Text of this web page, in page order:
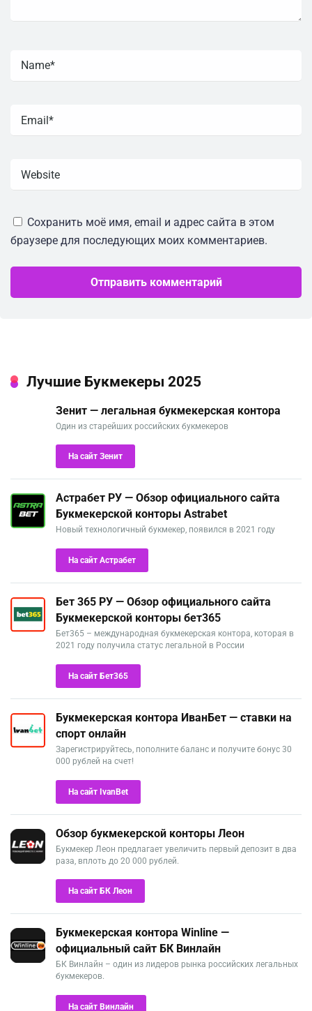
Сохранить моё имя, email и адрес сайта в этом
браузере для последующих моих комментариев.
Лучшие Букмекеры 2025
Зенит — легальная букмекерская контора
Один из старейших российских букмекеров
На сайт Зенит
Астрабет РУ — Обзор официального сайта
Букмекерской конторы Astrabet
Новый технологичный букмекер, появился в 2021 году
На сайт Астрабет
Бет 365 РУ — Обзор официального сайта
Букмекерской конторы бет365
Бет365 – международная букмекерская контора, которая в
2021 году получила статус легальной в России
На сайт Бет365
Букмекерская контора ИванБет — ставки на
спорт онлайн
Зарегистрируйтесь, пополните баланс и получите бонус 30
000 рублей на счет!
На сайт IvanBet
Обзор букмекерской конторы Леон
Букмекер Леон предлагает увеличить первый депозит в два
раза, вплоть до 20 000 рублей.
На сайт БК Леон
Букмекерская контора Winline —
официальный сайт БК Винлайн
БК Винлайн – один из лидеров рынка российских легальных
букмекеров.
На сайт Винлайн